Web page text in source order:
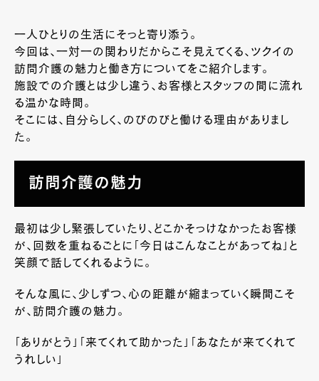
一人ひとりの生活にそっと寄り添う。
今回は、一対一の関わりだからこそ見えてくる、ツクイの
訪問介護の魅力と働き方についてをご紹介します。
施設での介護とは少し違う、お客様とスタッフの間に流れ
る温かな時間。
そこには、自分らしく、のびのびと働ける理由がありまし
た。
訪問介護の魅力
最初は少し緊張していたり、どこかそっけなかったお客様
が、回数を重ねるごとに「今日はこんなことがあってね」と
笑顔で話してくれるように。
そんな風に、少しずつ、心の距離が縮まっていく瞬間こそ
が、訪問介護の魅力。
「ありがとう」「来てくれて助かった」「あなたが来てくれて
うれしい」